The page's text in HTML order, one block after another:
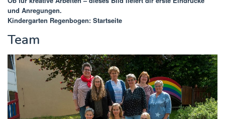
und Anregungen.
Kindergarten Regenbogen: Startseite
Team